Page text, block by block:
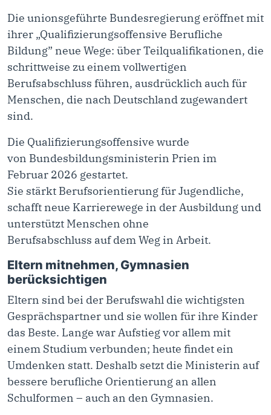
Die unionsgeführte Bundesregierung eröffnet mit
ihrer „Qualifizierungsoffensive Berufliche
Bildung” neue Wege: über Teilqualifikationen, die
schrittweise zu einem vollwertigen
Berufsabschluss führen, ausdrücklich auch für
Menschen, die nach Deutschland zugewandert
sind.
Die Qualifizierungsoffensive wurde
von Bundesbildungsministerin Prien im
Februar 2026 gestartet.
Sie stärkt Berufsorientierung für Jugendliche,
schafft neue Karrierewege in der Ausbildung und
unterstützt Menschen ohne
Berufsabschluss auf dem Weg in Arbeit.
Eltern mitnehmen, Gymnasien
berücksichtigen
Eltern sind bei der Berufswahl die wichtigsten
Gesprächspartner und sie wollen für ihre Kinder
das Beste. Lange war Aufstieg vor allem mit
einem Studium verbunden; heute findet ein
Umdenken statt. Deshalb setzt die Ministerin auf
bessere berufliche Orientierung an allen
Schulformen – auch an den Gymnasien.